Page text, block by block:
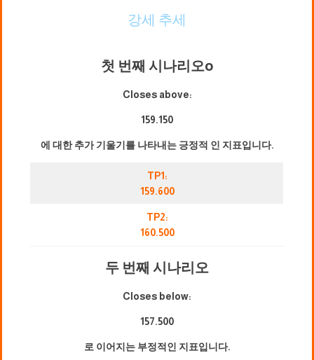
강세 추세
첫 번째 시나리오o
Closes above:
159.150
에 대한 추가 기울기를 나타내는 긍정적 인 지표입니다.
TP1:
159.600
TP2:
160.500
두 번째 시나리오
Closes below:
157.500
로 이어지는 부정적인 지표입니다.